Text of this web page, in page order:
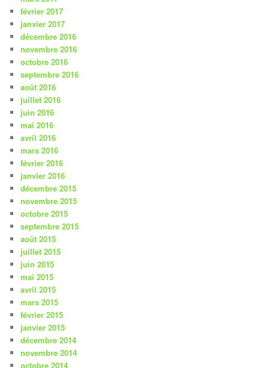
février 2017
janvier 2017
décembre 2016
novembre 2016
octobre 2016
septembre 2016
août 2016
juillet 2016
juin 2016
mai 2016
avril 2016
mars 2016
février 2016
janvier 2016
décembre 2015
novembre 2015
octobre 2015
septembre 2015
août 2015
juillet 2015
juin 2015
mai 2015
avril 2015
mars 2015
février 2015
janvier 2015
décembre 2014
novembre 2014
octobre 2014